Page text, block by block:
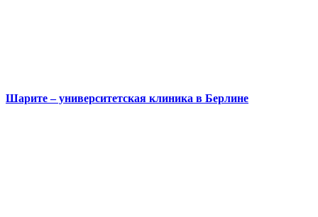
Шарите – университетская клиника в Берлине